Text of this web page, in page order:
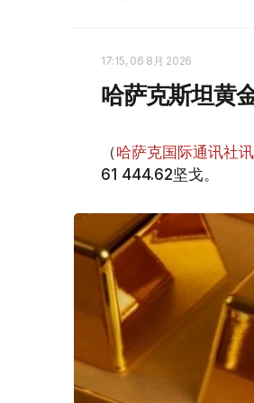
17:15, 06 8月 2026
哈萨克斯坦黄
（哈萨克国际通讯社讯
61 444.62坚戈。